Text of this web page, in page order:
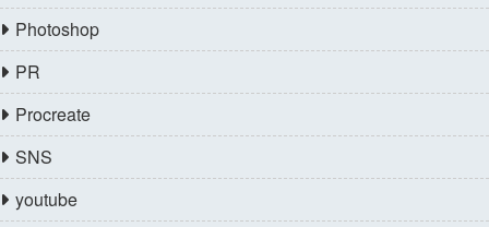
Photoshop
PR
Procreate
SNS
youtube